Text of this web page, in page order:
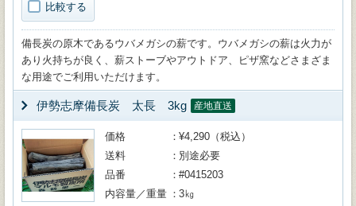
比較する
備長炭の原木であるウバメガシの薪です。ウバメガシの薪は火力が
あり火持ちが良く、薪ストーブやアウトドア、ピザ窯などさまざま
な用途でご利用いただけます。
伊勢志摩備長炭 太長 3kg 産地直送
価格
¥4,290（税込）
送料
別途必要
品番
#0415203
内容量／重量
3㎏